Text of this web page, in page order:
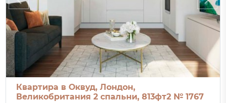
Квартира в Оквуд, Лондон,
Великобритания 2 спальни, 813фт2 № 1767